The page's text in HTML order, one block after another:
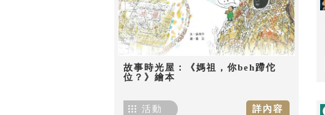
故事時光屋：《媽祖，你beh蹛佗
位？》繪本
詳內容
活動